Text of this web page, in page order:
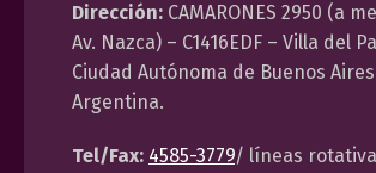
Dirección: CAMARONES 2950 (a
Av. Nazca) – C1416EDF – Villa del
Ciudad Autónoma de Buenos
Argentina.
Tel/Fax: 4585-3779/ líneas